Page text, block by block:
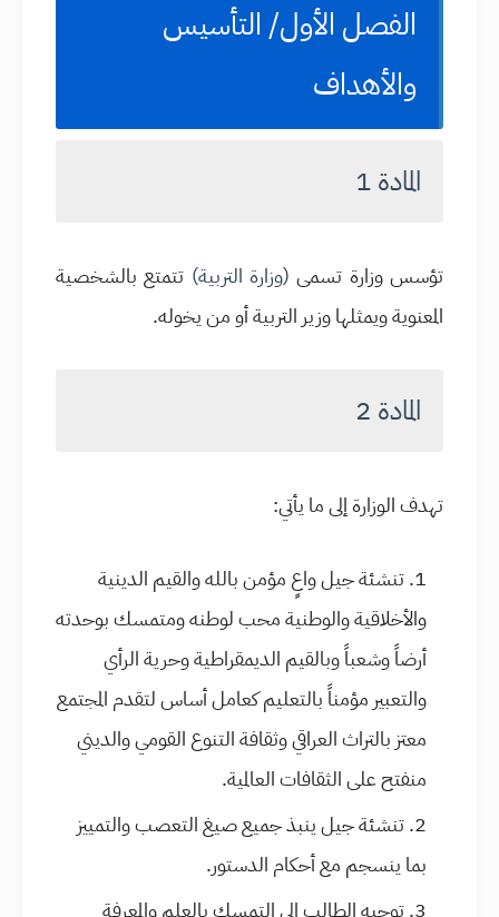
الفصل الأول/ التأسيس
والأهداف
المادة 1
تؤسس وزارة تسمى (وزارة التربية) تتمتع بالشخصية
المعنوية ويمثلها وزير التربية أو من يخوله.
المادة 2
تهدف الوزارة إلى ما يأتي:
تنشئة جيل واعٍ مؤمن بالله والقيم الدينية
والأخلاقية والوطنية محب لوطنه ومتمسك بوحدته
أرضاً وشعباً وبالقيم الديمقراطية وحرية الرأي
والتعبير مؤمناً بالتعليم كعامل أساس لتقدم المجتمع
معتز بالتراث العراقي وثقافة التنوع القومي والديني
منفتح على الثقافات العالمية.
تنشئة جيل ينبذ جميع صيغ التعصب والتمييز
بما ينسجم مع أحكام الدستور.
توجيه الطالب إلى التمسك بالعلم والمعرفة